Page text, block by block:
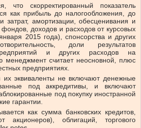
что скорректированный показатель
как прибыль до налогообложения, до
затрат, амортизации, обесценивания и
доходов и расходов от курсовых
2015 года), спонсорства и других
доли результатов
и других расходов на
менеджмент считает неосновной, плюс
предприятиях.
их эквиваленты не включают денежные
под аккредитивы, и включают
под покупку иностранной
гарантии.
как сумма банковских кредитов,
акционеров), облигаций, торгового